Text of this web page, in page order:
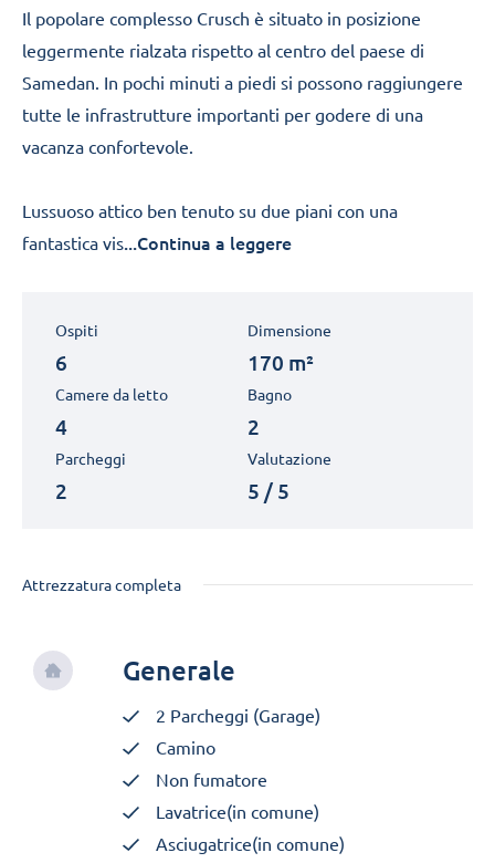
Il popolare complesso Crusch è situato in posizione
leggermente rialzata rispetto al centro del paese di
Samedan. In pochi minuti a piedi si possono raggiungere
tutte le infrastrutture importanti per godere di una
vacanza confortevole.
Lussuoso attico ben tenuto su due piani con una
fantastica vis...Continua a leggere
Ospiti
6
Dimensione
170 m²
Camere da letto
4
Bagno
2
Parcheggi
2
Valutazione
5 / 5
Attrezzatura completa
Generale
2 Parcheggi (Garage)
Camino
Non fumatore
Lavatrice(in comune)
Asciugatrice(in comune)